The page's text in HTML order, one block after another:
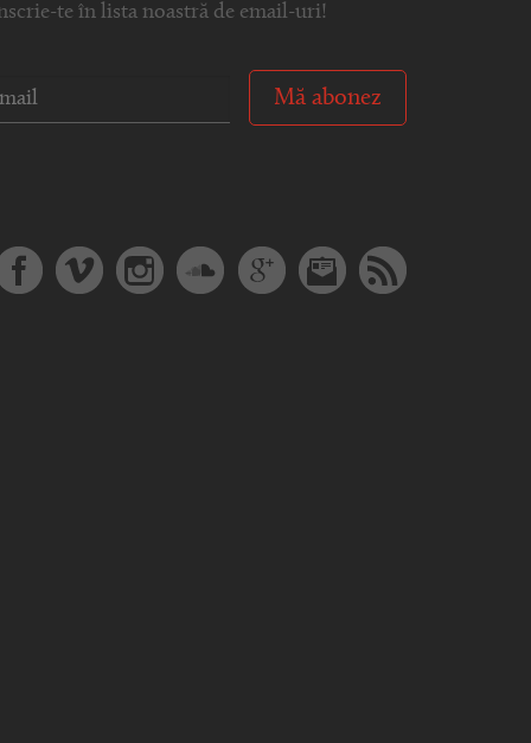
te în lista noastră de email-uri!
Mă abonez